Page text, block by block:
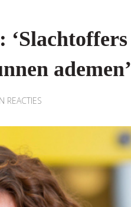
‘Slachtoffers
ademen’
REACTIES